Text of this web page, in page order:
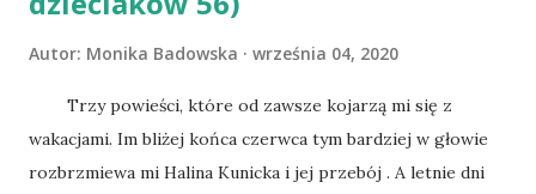
Autor: Monika Badowska września 04, 2020
Trzy powieści, które od zawsze kojarzą mi się z
wakacjami. Im bliżej końca czerwca tym bardziej w głowie
rozbrzmiewa mi Halina Kunicka i jej przebój . A letnie dni